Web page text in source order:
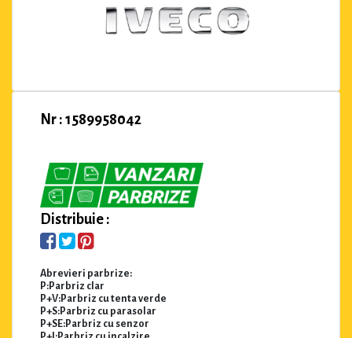
Nr : 1589958042
Distribuie :
Abrevieri parbrize:
P:Parbriz clar
P+V:Parbriz cu tenta verde
P+S:Parbriz cu parasolar
P+SE:Parbriz cu senzor